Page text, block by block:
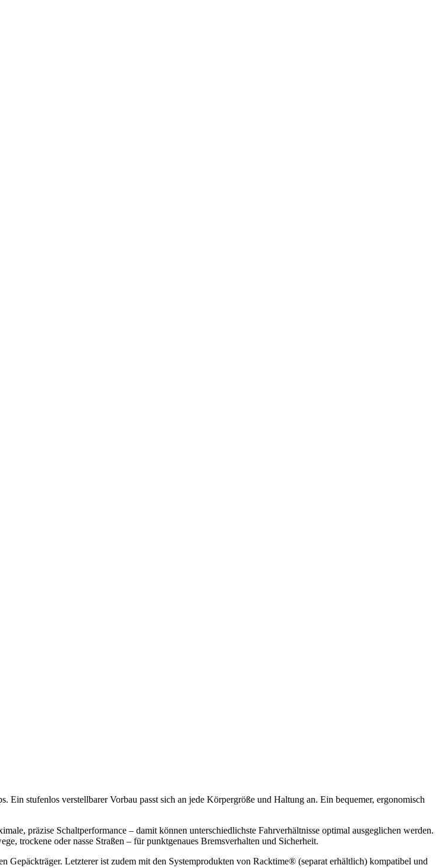
stufenlos verstellbarer Vorbau passt sich an jede Körpergröße und Haltung an. Ein bequemer, ergonomisch
präzise Schaltperformance – damit können unterschiedlichste Fahrverhältnisse optimal ausgeglichen werden.
trockene oder nasse Straßen – für punktgenaues Bremsverhalten und Sicherheit.
Gepäckträger. Letzterer ist zudem mit den Systemprodukten von Racktime® (separat erhältlich) kompatibel und